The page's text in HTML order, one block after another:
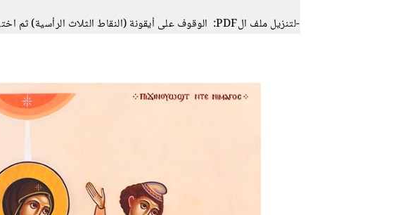
-لتنزيل ملف الPDF: الوقوف على أيقونة (النقاط الثلاث الرأسية) ثم اختيار ايقونة الملف.